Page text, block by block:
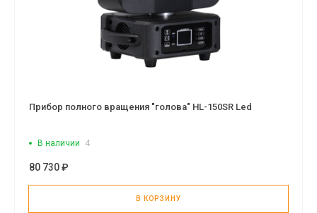
Прибор полного вращения "голова" HL-150SR Led
В наличии 4
80 730 ₽
В КОРЗИНУ